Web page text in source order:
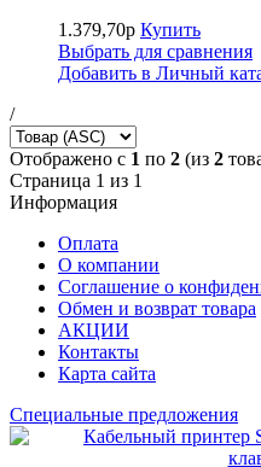
1.379,70р Купить
Выбрать для сравнения
Добавить в Личный
/
Отображено с 1 по 2 (из 2
Страница 1 из 1
Информация
Оплата
О компании
Соглашение о
Обмен и возврат товара
АКЦИИ
Контакты
Карта сайта
Специальные предложения